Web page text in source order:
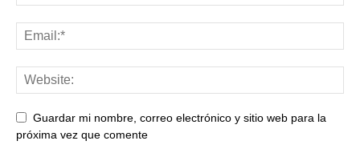
Guardar mi nombre, correo electrónico y sitio web para la
próxima vez que comente